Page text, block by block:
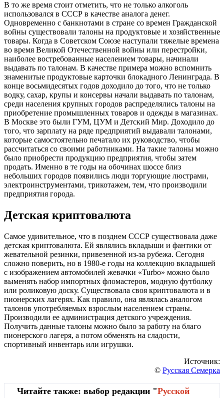
В то же время стоит отметить, что не только алкоголь
использовался в СССР в качестве аналога денег.
Одновременно с банкнотами в стране со времен Гражданской
войны существовали талоны на продуктовые и хозяйственные
товары. Когда в Советском Союзе наступали тяжелые времена
во время Великой Отечественной войны или перестройки,
наиболее востребованные населением товары, начинали
выдавать по талонам. В качестве примера можно вспомнить
знаменитые продуктовые карточки блокадного Ленинграда. В
конце восьмидесятых годов доходило до того, что не только
водку, сахар, крупы и консервы начали выдавать по талонам,
среди населения крупных городов распределялись талоны на
приобретение промышленных товаров и одежды в магазинах.
В Москве это были ГУМ, ЦУМ и Детский Мир. Доходило до
того, что зарплату на ряде предприятий выдавали талонами,
которые самостоятельно печатало их руководство, чтобы
рассчитаться со своими работниками. На такие талоны можно
было приобрести продукцию предприятия, чтобы затем
продать. Именно в те годы на обочинах шоссе близ
небольших городов появились люди торгующие люстрами,
электроинструментами, трикотажем, тем, что производили
предприятия города.
Детская криптовалюта
Самое удивительное, что в позднем СССР существовала даже
детская криптовалюта. Ей являлись вкладыши и фантики от
жевательной резинки, привезенной из-за рубежа. Сегодня
сложно поверить, но в 1980-е годы на коллекцию вкладышей
с изображением автомобилей жевачки «Turbo» можно было
выменять набор импортных фломастеров, модную футболку
или роликовую доску. Существовала своя криптовалюта и в
пионерских лагерях. Как правило, она являлась аналогом
талонов употребляемых взрослым населением страны.
Производили ее администрация детского учреждения.
Получить данные талоны можно было за работу на благо
пионерского лагеря, а потом обменять на сладости,
спортивный инвентарь или игрушки.
Источник:
© Русская Семерка
Читайте также: выбор редакции "Русской